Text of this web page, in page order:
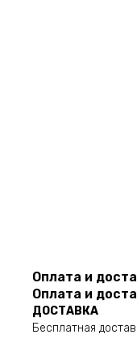
Оплата и
Оплата и
ДОСТАВКА
Бесплатная